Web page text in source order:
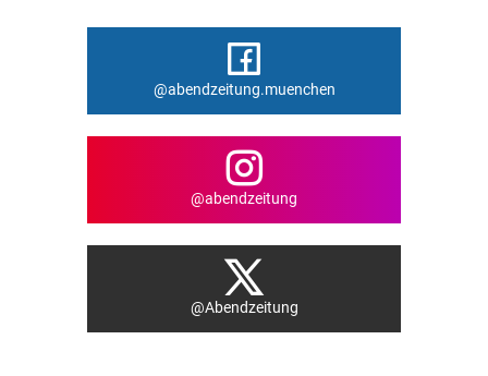
@abendzeitung.muenchen
@abendzeitung
@Abendzeitung